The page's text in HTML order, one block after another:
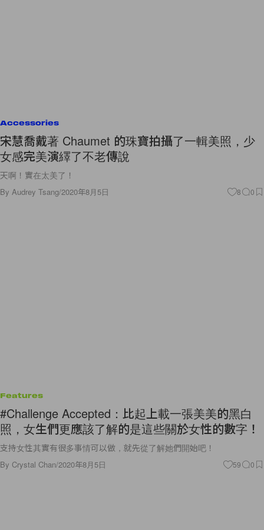
Accessories
宋慧喬戴著 Chaumet 的珠寶拍攝了一輯美照，少
女感完美演繹了不老傳說
天啊！實在太美了！
By Audrey Tsang/2020年8月5日 8 0
Features
#Challenge Accepted：比起上載一張美美的黑白
照，女生們更應該了解的是這些關於女性的數字！
支持女性其實有很多事情可以做，就先從了解她們開始吧！
By Crystal Chan/2020年8月5日 59 0